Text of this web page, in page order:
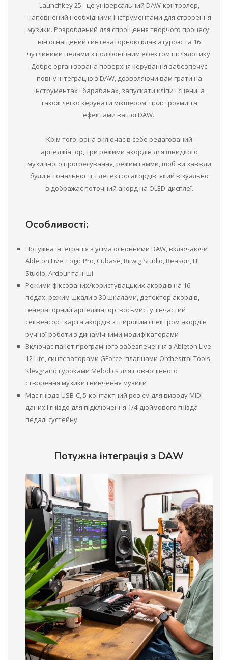
Launchkey 25 - це універсальний DAW-контролер,
наповнений необхідними інструментами для створення
музики. Розроблений для спрощення творчого процесу,
він оснащений синтезаторною клавіатурою та 16
чутливими педами з поліфонічним ефектом післядотику.
Добре організована поверхня керування забезпечує
повну інтеграцію з DAW, дозволяючи вам грати на
інструментах і барабанах, запускати кліпи і сцени, а
також легко керувати мікшером, пристроями та
ефектами вашої DAW.
Крім того, вона включає в себе редагований
арпеджіатор, три режими акордів для швидкого
музичного прогресування, режим гамми, щоб ви завжди
були в тональності, і детектор акордів, який візуально
відображає поточний акорд на OLED-дисплеї.
Особливості:
Потужна інтеграція з усіма основними DAW, включаючи
Ableton Live, Logic Pro, Cubase, Bitwig Studio, Reason, FL
Studio, Ardour та інші
Режими фіксованих/користувацьких акордів на 16
педах, режим шкали з 30 шкалами, детектор акордів,
генераторний арпеджіатор, восьмиступінчастий
секвенсор і карта акордів з широким спектром акордів
ручної роботи з динамічними модифікаторами
Включає пакет програмного забезпечення з Ableton Live
12 Lite, синтезаторами GForce, плагінами Orchestral Tools,
Klevgrand і уроками Melodics для повноцінного
створення музики і вивчення музики
Має гніздо USB-C, 5-контактний роз'єм для виводу MIDI-
даних і гніздо для підключення 1/4-дюймового гнізда
педалі сустейну
Потужна інтеграція з DAW